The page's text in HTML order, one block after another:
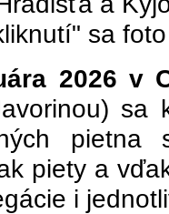
sa
2026 v
sa
pietna
piety a
i